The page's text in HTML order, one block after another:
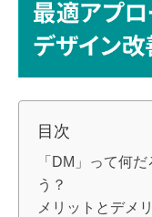
目次
「DM」って何
う？
メリットとデメ